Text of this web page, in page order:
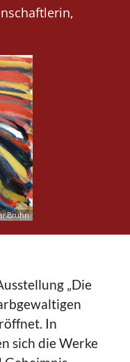
Bruhn
„Die
In
sich die Werke